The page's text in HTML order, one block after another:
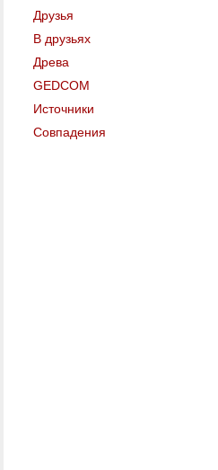
Друзья
В друзьях
Древа
GEDCOM
Источники
Совпадения